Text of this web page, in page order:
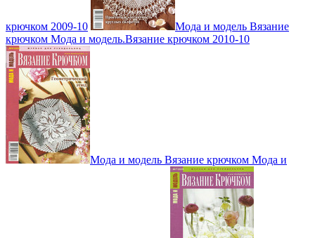
крючком 2009-10
Мода и модель Вязание
крючком Мода и модель.Вязание крючком 2010-10
Мода и модель Вязание крючком Мода и